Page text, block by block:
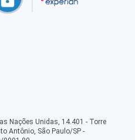
Nações Unidas, 14.401 - Torre
Antônio, São Paulo/SP -